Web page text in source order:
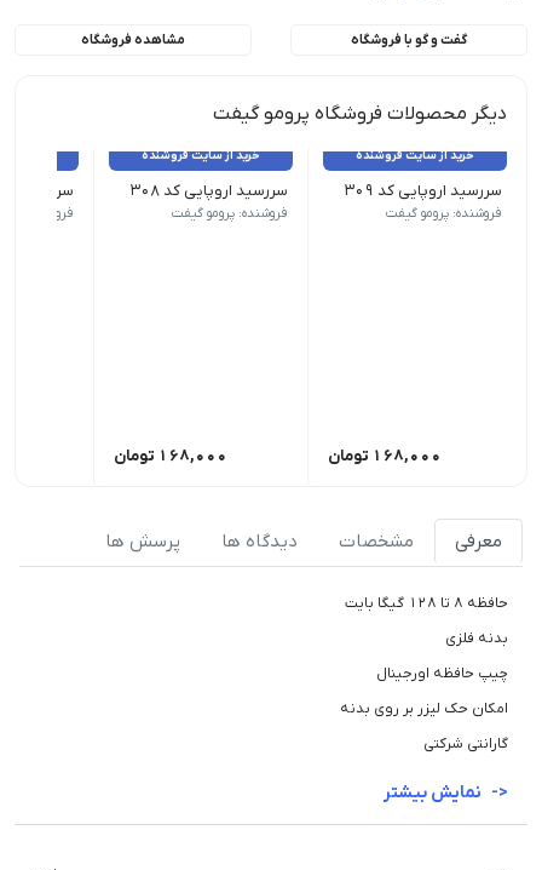
گفت و گو با فروشگاه مشاهده فروشگاه
دیگر محصولات فروشگاه پرومو گیفت
خرید از سایت فروشنده
سررسید اروپایی کد 309
نوع سررسید (سالنامه) اروپایی | ابعاد 13.5×22 | صفحات روزشمار (جمعه مشترک) | صفحات داخلی دو رنگ
فروشنده: پرومو گیفت
168,000 تومان
خرید از سایت فروشنده
سررسید اروپایی کد 308
نوع سررسید (سالنامه) اروپایی | ابعاد 13.5×22 | صفحات روزشمار (جمعه مشترک) | صفحات داخلی دو رنگ
فروشنده: پرومو گیفت
168,000 تومان
سررسید
نوع سررسید (سالنامه)
فروشنده:
معرفی مشخصات دیدگاه ها پرسش ها
حافظه 8 تا 128 گیگا بایت
بدنه فلزی
چیپ حافظه اورجینال
امکان حک لیزر بر روی بدنه
گارانتی شرکتی